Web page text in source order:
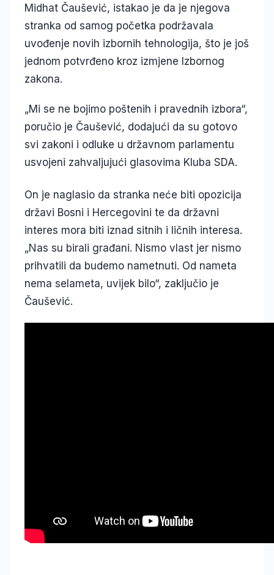
Midhat Čaušević, istakao je da je njegova
stranka od samog početka podržavala
uvođenje novih izbornih tehnologija, što je još
jednom potvrđeno kroz izmjene Izbornog
zakona.
„Mi se ne bojimo poštenih i pravednih izbora“,
poručio je Čaušević, dodajući da su gotovo
svi zakoni i odluke u državnom parlamentu
usvojeni zahvaljujući glasovima Kluba SDA.
On je naglasio da stranka neće biti opozicija
državi Bosni i Hercegovini te da državni
interes mora biti iznad sitnih i ličnih interesa.
„Nas su birali građani. Nismo vlast jer nismo
prihvatili da budemo nametnuti. Od nameta
nema selameta, uvijek bilo“, zaključio je
Čaušević.